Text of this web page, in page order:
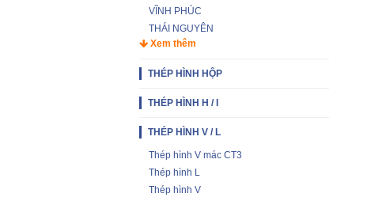
VĨNH PHÚC
THÁI NGUYÊN
Xem thêm
THÉP HÌNH HỘP
THÉP HÌNH H / I
THÉP HÌNH V / L
Thép hình V mác CT3
Thép hình L
Thép hình V